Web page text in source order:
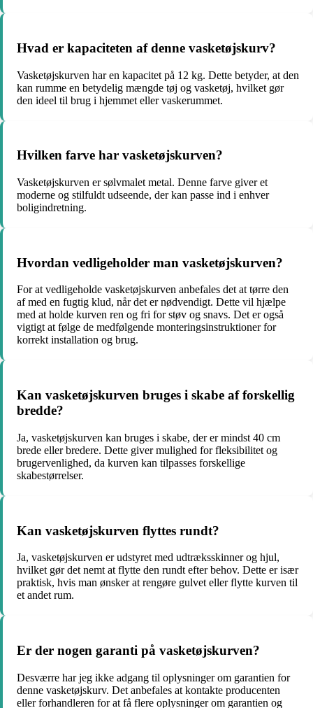
Hvad er kapaciteten af denne vasketøjskurv?
Vasketøjskurven har en kapacitet på 12 kg. Dette betyder, at den
kan rumme en betydelig mængde tøj og vasketøj, hvilket gør
den ideel til brug i hjemmet eller vaskerummet.
Hvilken farve har vasketøjskurven?
Vasketøjskurven er sølvmalet metal. Denne farve giver et
moderne og stilfuldt udseende, der kan passe ind i enhver
boligindretning.
Hvordan vedligeholder man vasketøjskurven?
For at vedligeholde vasketøjskurven anbefales det at tørre den
af med en fugtig klud, når det er nødvendigt. Dette vil hjælpe
med at holde kurven ren og fri for støv og snavs. Det er også
vigtigt at følge de medfølgende monteringsinstruktioner for
korrekt installation og brug.
Kan vasketøjskurven bruges i skabe af forskellig
bredde?
Ja, vasketøjskurven kan bruges i skabe, der er mindst 40 cm
brede eller bredere. Dette giver mulighed for fleksibilitet og
brugervenlighed, da kurven kan tilpasses forskellige
skabestørrelser.
Kan vasketøjskurven flyttes rundt?
Ja, vasketøjskurven er udstyret med udtræksskinner og hjul,
hvilket gør det nemt at flytte den rundt efter behov. Dette er især
praktisk, hvis man ønsker at rengøre gulvet eller flytte kurven til
et andet rum.
Er der nogen garanti på vasketøjskurven?
Desværre har jeg ikke adgang til oplysninger om garantien for
denne vasketøjskurv. Det anbefales at kontakte producenten
eller forhandleren for at få flere oplysninger om garantien og